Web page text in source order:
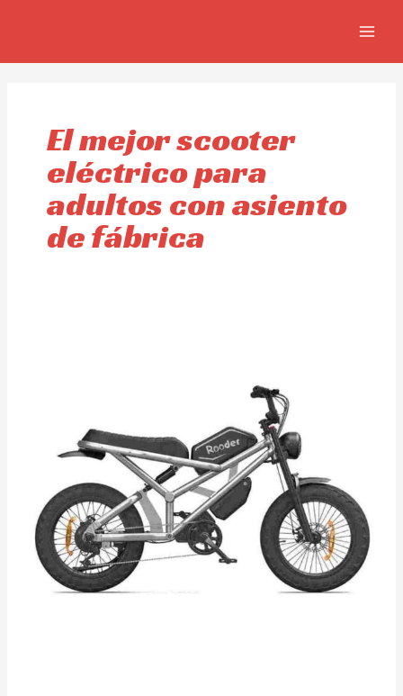
El mejor scooter
eléctrico para
adultos con asiento
de fábrica